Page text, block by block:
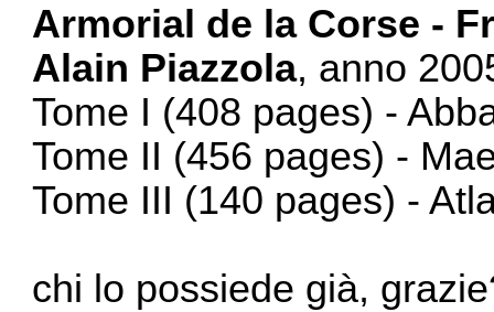
Armorial de la Corse -
Alain Piazzola, anno
Tome I (408 pages) -
Tome II (456 pages) -
Tome III (140 pages) -
chi lo possiede già,